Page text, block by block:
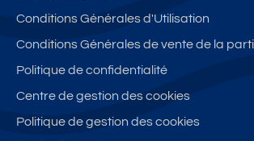
Conditions Générales d'Utilisation
Conditions Générales de vente de la
Politique de confidentialité
Centre de gestion des cookies
Politique de gestion des cookies